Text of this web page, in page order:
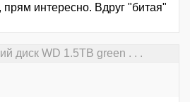
интересно. Вдруг "битая"
диск WD 1.5TB green . . .